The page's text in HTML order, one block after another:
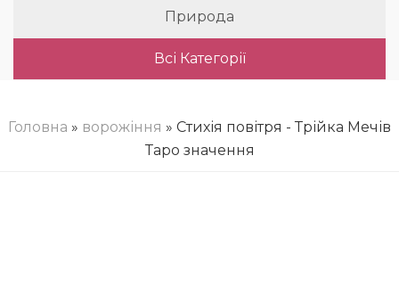
Природа
Всі Категорії
Головна » ворожіння » Стихія повітря - Трійка Мечів
Таро значення